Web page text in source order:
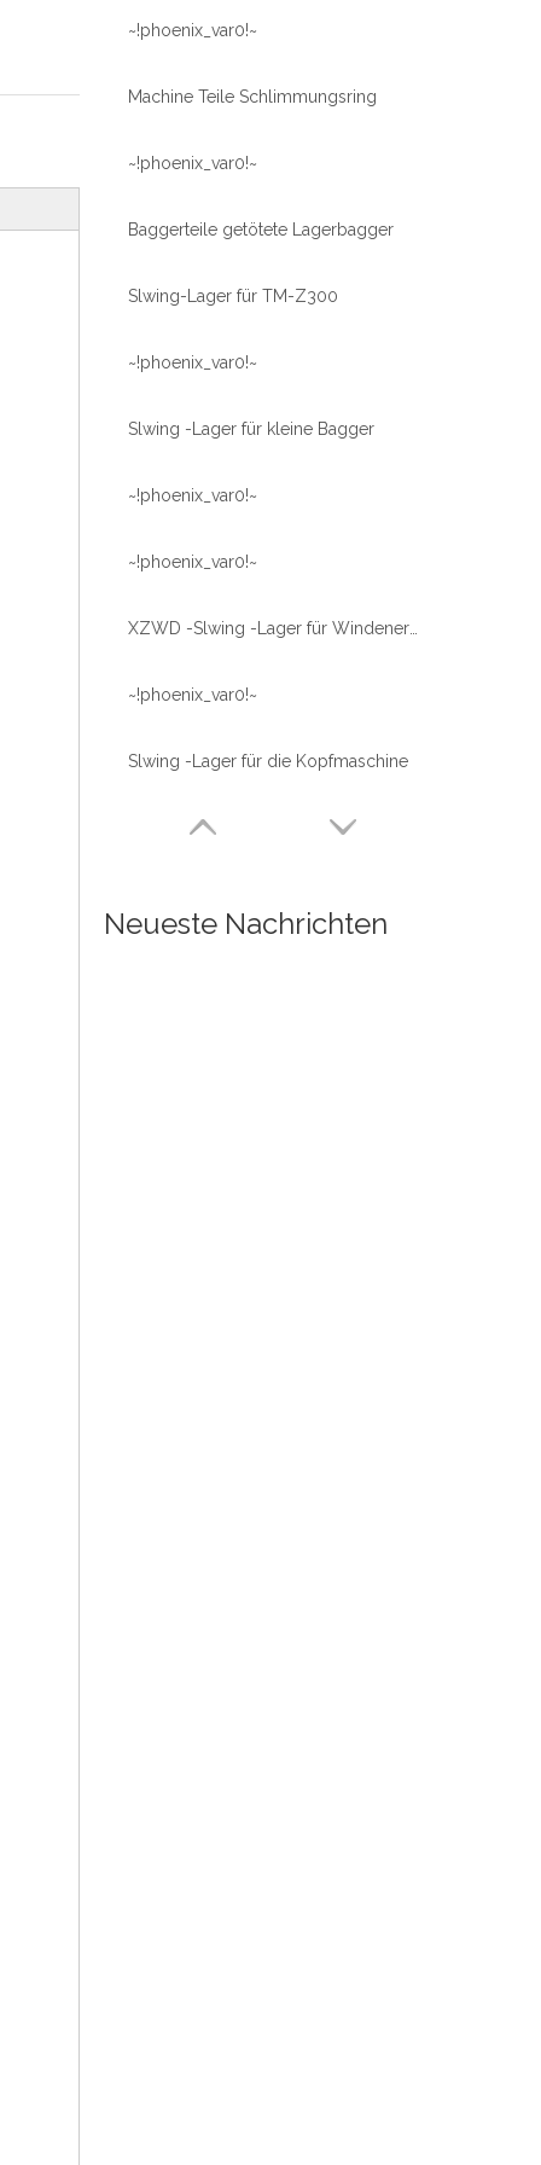
~!phoenix_var0!~
Machine Teile Schlimmungsring
~!phoenix_var0!~
Baggerteile getötete Lagerbagger
Slwing-Lager für TM-Z300
~!phoenix_var0!~
Slwing -Lager für kleine Bagger
~!phoenix_var0!~
~!phoenix_var0!~
~!phoenix_var0!~
Slwing -Lager für die Kopfmaschine
Neueste Nachrichten